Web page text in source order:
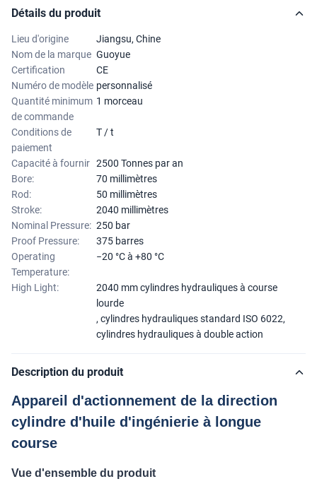
Détails du produit
Lieu d'origine
Jiangsu, Chine
Nom de la marque Guoyue
Certification
CE
Numéro de modèle personnalisé
Quantité minimum
de commande
1 morceau
Conditions de
paiement
T / t
Capacité à fournir 2500 Tonnes par an
Bore:
70 millimètres
Rod:
50 millimètres
Stroke:
2040 millimètres
Nominal Pressure: 250 bar
Proof Pressure:
375 barres
Operating
Temperature:
−20 °C à +80 °C
High Light:
2040 mm cylindres hydrauliques à course
lourde
, cylindres hydrauliques standard ISO 6022,
cylindres hydrauliques à double action
Description du produit
Appareil d'actionnement de la direction
cylindre d'huile d'ingénierie à longue
course
Vue d'ensemble du produit